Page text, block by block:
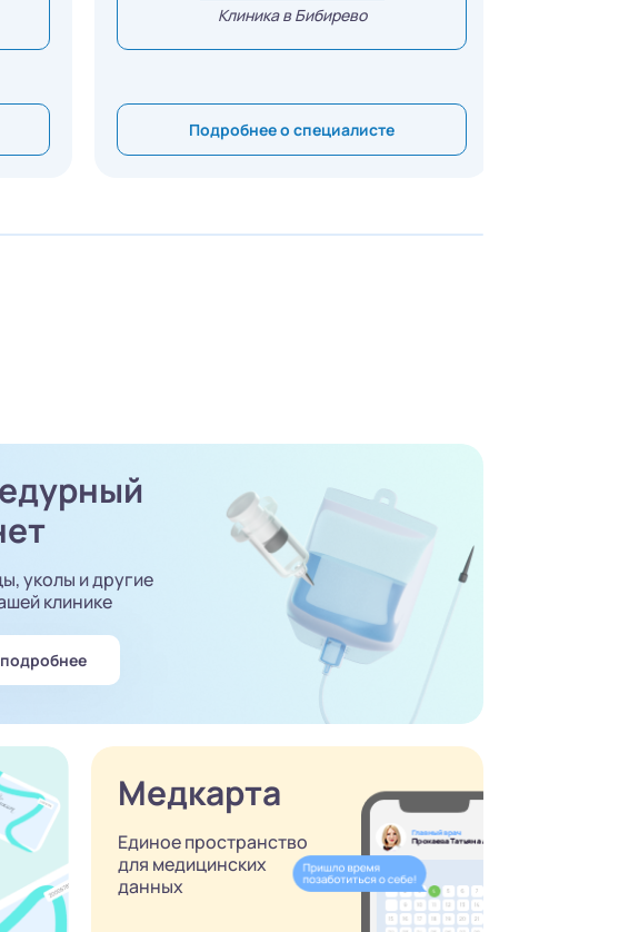
Клиника в Бибирево
Подробнее о специалисте
уколы и другие
клинике
Медкарта
Единое пространство
для медицинских
данных